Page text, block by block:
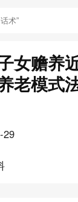
女赡养
老模式
29